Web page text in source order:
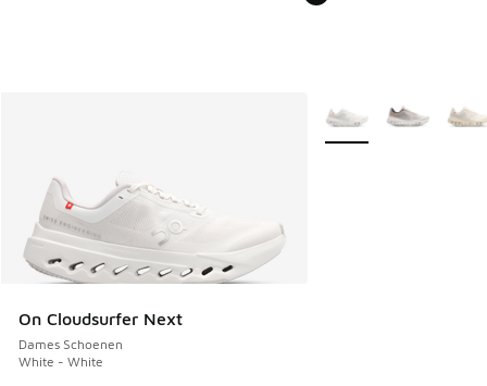
On Cloudsurfer Next
Dames Schoenen
White - White
Meer kleuren